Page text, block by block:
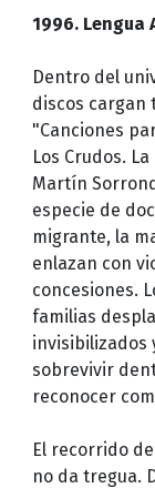
1996. Lengua
Dentro del
discos cargan
"Canciones
Los Crudos.
Martín
especie de
migrante, la
enlazan con
concesiones.
familias
invisibilizados
sobrevivir
reconocer
El recorrido
no da tregua.